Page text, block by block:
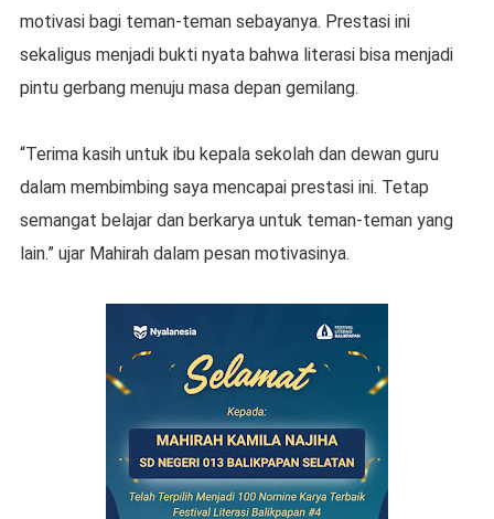
motivasi bagi teman-teman sebayanya. Prestasi ini
sekaligus menjadi bukti nyata bahwa literasi bisa menjadi
pintu gerbang menuju masa depan gemilang.
“Terima kasih untuk ibu kepala sekolah dan dewan guru
dalam membimbing saya mencapai prestasi ini. Tetap
semangat belajar dan berkarya untuk teman-teman yang
lain.” ujar Mahirah dalam pesan motivasinya.